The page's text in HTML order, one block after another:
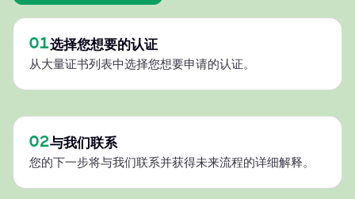
01选择您想要的认证
从大量证书列表中选择您想要申请的认证。
02与我们联系
您的下一步将与我们联系并获得未来流程的详细解释。